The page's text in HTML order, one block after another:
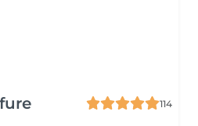
114